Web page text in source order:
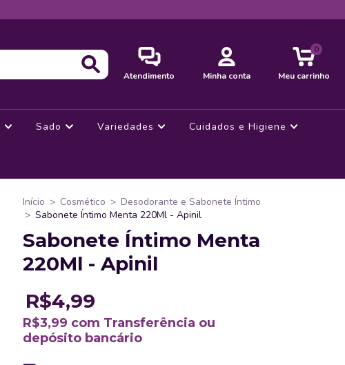
Atendimento Minha conta Meu carrinho
0
Sado Variedades Cuidados e Higiene
Início > Cosmético > Desodorante e Sabonete Íntimo
> Sabonete Íntimo Menta 220Ml - Apinil
Sabonete Íntimo Menta
220Ml - Apinil
R$4,99
R$3,99 com Transferência ou
depósito bancário